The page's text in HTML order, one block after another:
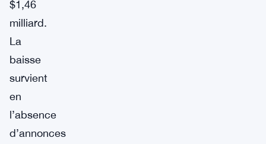
$1,46
milliard.
La
baisse
survient
en
l’absence
d’annonces